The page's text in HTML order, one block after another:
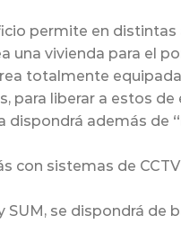
permite en distintas
una vivienda para el
totalmente
para liberar a estos
dispondrá además de
con sistemas de
SUM, se dispondrá